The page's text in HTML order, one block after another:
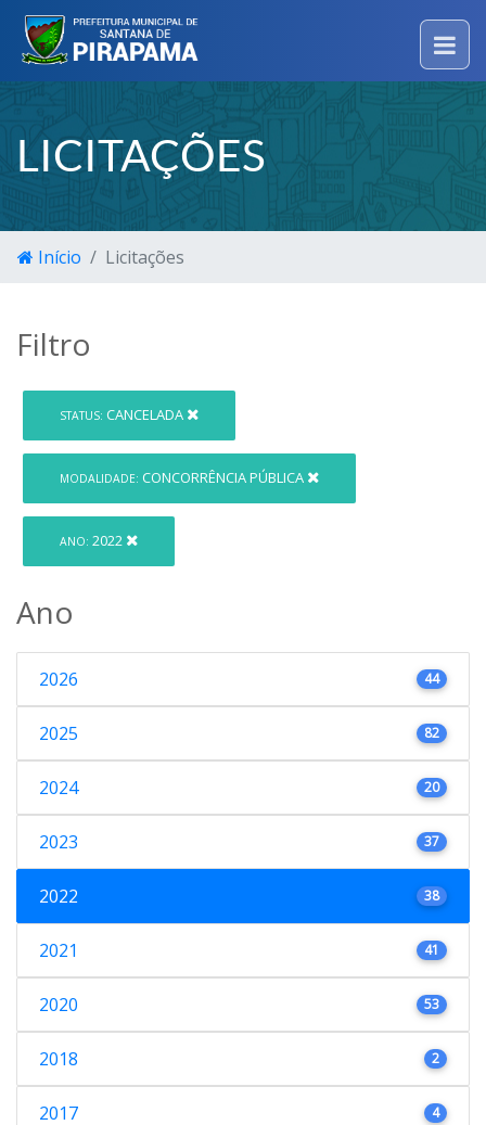
LICITAÇÕES
Início Licitações
Filtro
STATUS: CANCELADA
MODALIDADE: CONCORRÊNCIA PÚBLICA
ANO: 2022
Ano
2026 44
2025 82
2024 20
2023 37
2022 38
2021 41
2020 53
2018 2
2017 4